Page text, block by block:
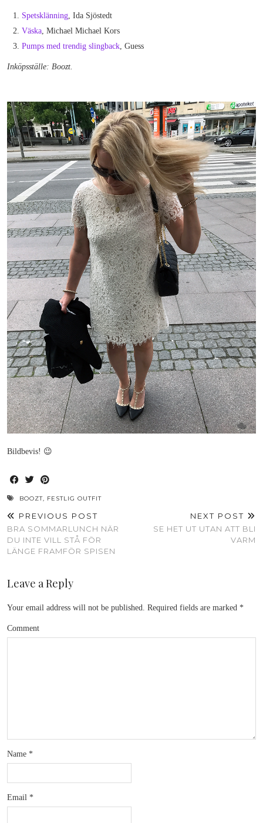
Spetsklänning , Ida Sjöstedt
Väska , Michael Michael Kors
Pumps med trendig slingback , Guess
Inköpsställe: Boozt.
Bildbevis! 😉
BOOZT, FESTLIG OUTFIT
PREVIOUS POST
BRA SOMMARLUNCH NÄR
DU INTE VILL STÅ FÖR
LÄNGE FRAMFÖR SPISEN
NEXT POST
SE HET UT UTAN ATT BLI
VARM
Leave a Reply
Your email address will not be published. Required fields are marked *
Comment
Name *
Email *